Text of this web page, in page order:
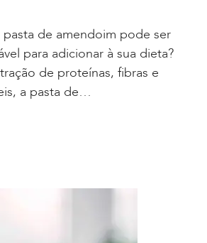
pasta de amendoim pode ser
para adicionar à sua dieta?
de proteínas, fibras e
a pasta de…